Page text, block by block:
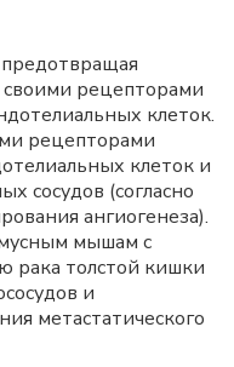
своими рецепторами
клеток.
рецепторами
клеток и
сосудов (согласно
ангиогенеза).
мышам с
рака толстой кишки
и
метастатического